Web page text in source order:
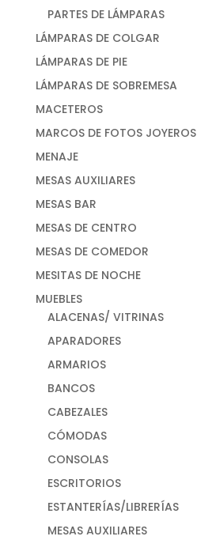
PARTES DE LÁMPARAS
LÁMPARAS DE COLGAR
LÁMPARAS DE PIE
LÁMPARAS DE SOBREMESA
MACETEROS
MARCOS DE FOTOS JOYEROS
MENAJE
MESAS AUXILIARES
MESAS BAR
MESAS DE CENTRO
MESAS DE COMEDOR
MESITAS DE NOCHE
MUEBLES
ALACENAS/ VITRINAS
APARADORES
ARMARIOS
BANCOS
CABEZALES
CÓMODAS
CONSOLAS
ESCRITORIOS
ESTANTERÍAS/LIBRERÍAS
MESAS AUXILIARES